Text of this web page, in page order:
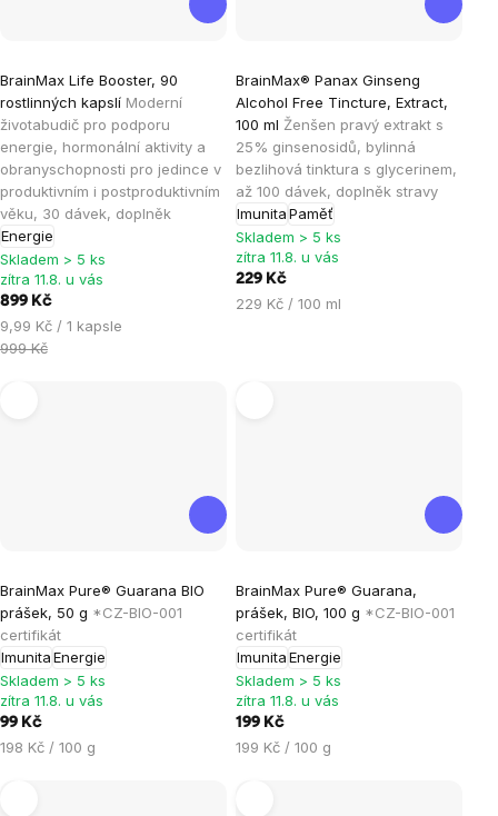
BrainMax Life Booster, 90
rostlinných kapslí Moderní
životabudič pro podporu
energie, hormonální aktivity a
obranyschopnosti pro jedince v
produktivním i postproduktivním
věku, 30 dávek, doplněk
Energie
hodnocení
produktu
je
5,0
z
5
hvězdiček.
Skladem > 5 ks
zítra 11.8. u vás
899 Kč
Měrná
cena:
9,99 Kč / 1 kapsle
999 Kč
BrainMax® Panax Ginseng
Alcohol Free Tincture, Extract,
100 ml Ženšen pravý extrakt s
25% ginsenosidů, bylinná
bezlihová tinktura s glycerinem,
až 100 dávek, doplněk stravy
ImunitaPaměť
Skladem > 5 ks
zítra 11.8. u vás
229 Kč
Měrná
229 Kč / 100 ml
BrainMax Pure® Guarana BIO
prášek, 50 g *CZ-BIO-001
certifikát
ImunitaEnergie
hodnocení
produktu
je
5,0
z
Skladem > 5 ks
zítra 11.8. u vás
99 Kč
Měrná
198 Kč / 100 g
BrainMax Pure® Guarana,
prášek, BIO, 100 g *CZ-BIO-001
certifikát
ImunitaEnergie
hodnocení
produktu
je
5,0
z
Skladem > 5 ks
zítra 11.8. u vás
199 Kč
Měrná
199 Kč / 100 g